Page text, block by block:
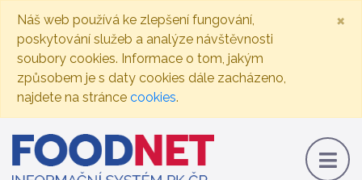
Náš web používá ke zlepšení fungování,
poskytování služeb a analýze návštěvnosti
soubory cookies. Informace o tom, jakým
způsobem je s daty cookies dále zacházeno,
najdete na stránce cookies.
×